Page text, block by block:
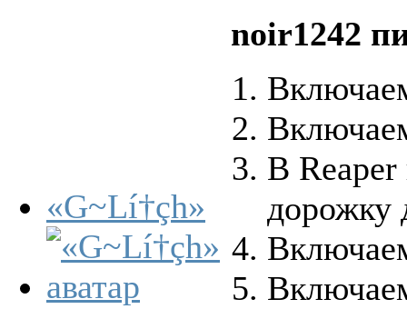
«G~Lí†çh»
noir1242
В
дорожку